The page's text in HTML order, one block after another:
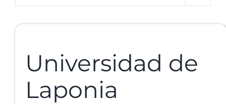
Universidad de
Laponia